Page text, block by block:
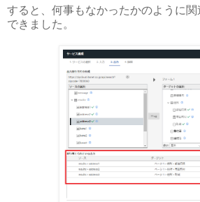
すると、何事もなかったかのように
できました。